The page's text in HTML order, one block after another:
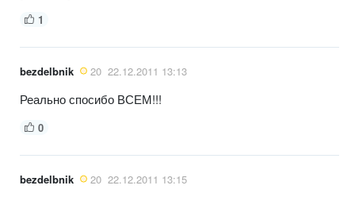
1
bezdelbnik 20 22.12.2011 13:13
Реально спосибо ВСЕМ!!!
0
bezdelbnik 20 22.12.2011 13:15